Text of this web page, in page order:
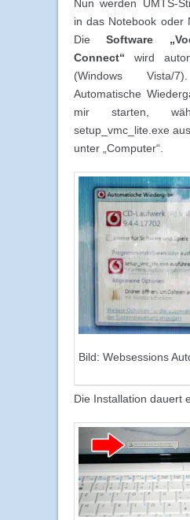
Nun werden UMTS-
in das Notebook oder
DieSoftware
Connect“ wird
(Windows
Automatische
mir starten,
setup_vmc_lite.exe
unter „Computer“.
Bild: Websessions
Die Installation dauert